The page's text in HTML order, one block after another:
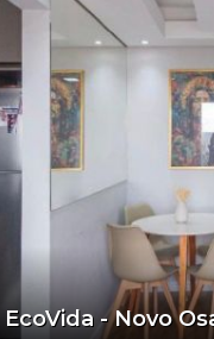
Terreno em
- Novo